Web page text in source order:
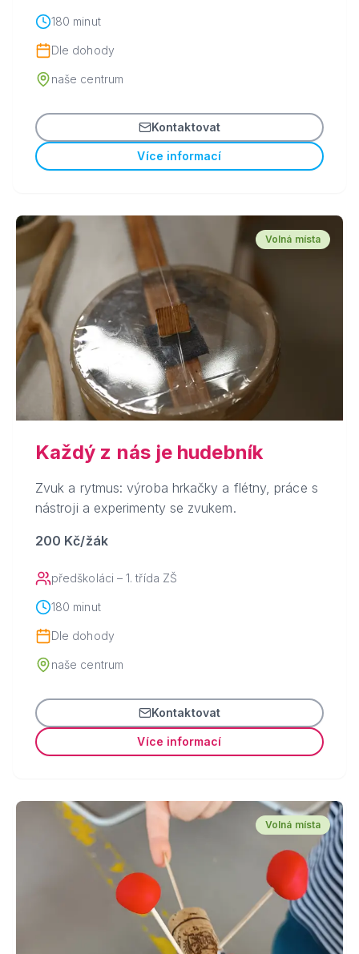
180 minut
Dle dohody
naše centrum
Kontaktovat
Více informací
Volná místa
Každý z nás je hudebník
Zvuk a rytmus: výroba hrkačky a flétny, práce s
nástroji a experimenty se zvukem.
200 Kč/žák
předškoláci – 1. třída ZŠ
180 minut
Dle dohody
naše centrum
Kontaktovat
Více informací
Volná místa